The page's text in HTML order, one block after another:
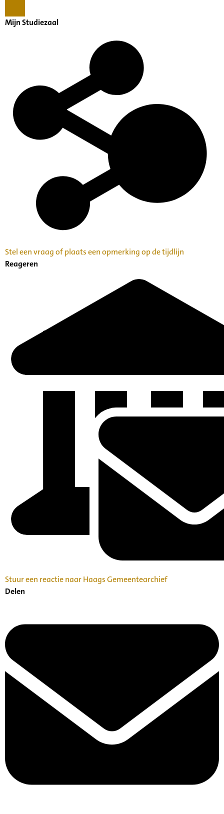
Mijn Studiezaal
Stel een vraag of plaats een opmerking op de tijdlijn
Reageren
Stuur een reactie naar Haags Gemeentearchief
Delen